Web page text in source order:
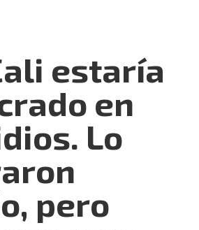
estaría
en
Lo
pero